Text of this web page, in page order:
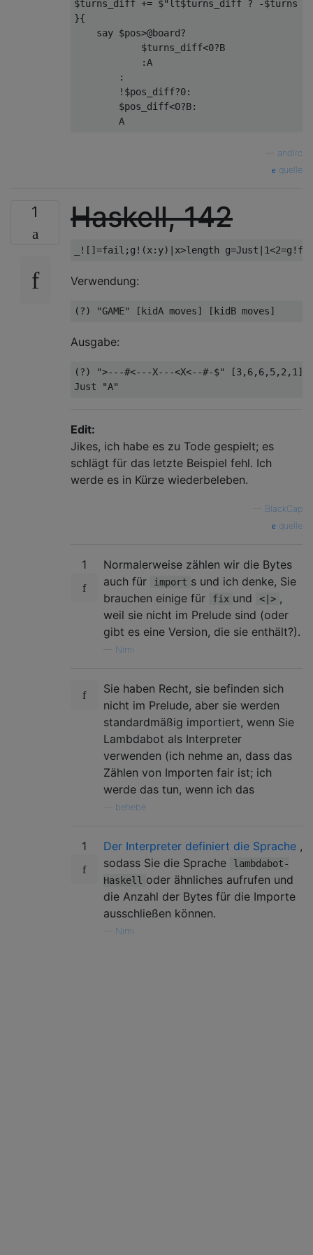
$turns_diff += $"lt$turns_diff ? -$turns :
}{
    say $pos>@board?
            $turns_diff<0?B
            :A
        :
        !$pos_diff?0:
        $pos_diff<0?B:
andlrc
quelle
1 Haskell, 142
Verwendung:
Ausgabe:
(?) ">---#<---X---<X<--#-$" [3,6,6,5,2,1]
Edit:
Jikes, ich habe es zu Tode gespielt; es
schlägt für das letzte Beispiel fehl. Ich
werde es in Kürze wiederbeleben.
BlackCap
quelle
1
Normalerweise zählen wir die Bytes
auch für
import s und ich denke, Sie
brauchen einige für
fix und <|> ,
weil sie nicht im Prelude sind (oder
gibt es eine Version, die sie enthält?).
Nimi
Sie haben Recht, sie befinden sich
nicht im Prelude, aber sie werden
standardmäßig importiert, wenn Sie
Lambdabot als Interpreter
verwenden (ich nehme an, dass das
Zählen von Importen fair ist; ich
werde das tun, wenn ich das
behebe
1 Der Interpreter definiert die Sprache ,
sodass Sie die Sprache
lambdabot-
Haskell oder ähnliches aufrufen und
die Anzahl der Bytes für die Importe
ausschließen können.
Nimi